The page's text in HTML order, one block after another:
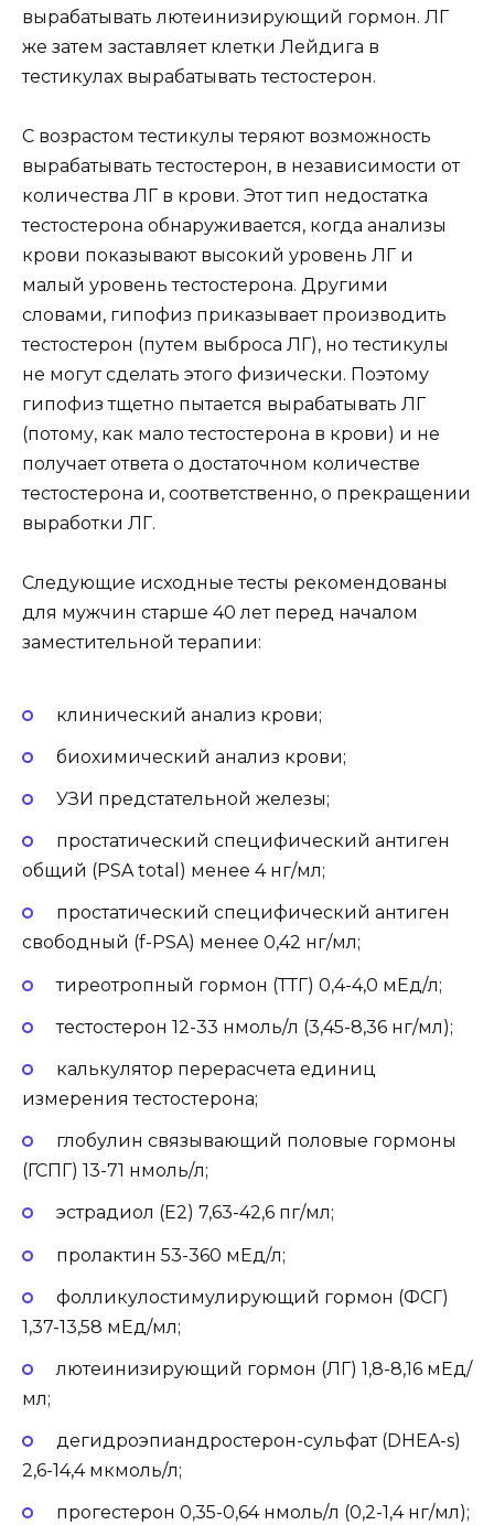
вырабатывать лютеинизирующий гормон. ЛГ
же затем заставляет клетки Лейдига в
тестикулах вырабатывать тестостерон.
С возрастом тестикулы теряют возможность
вырабатывать тестостерон, в независимости от
количества ЛГ в крови. Этот тип недостатка
тестостерона обнаруживается, когда анализы
крови показывают высокий уровень ЛГ и
малый уровень тестостерона. Другими
словами, гипофиз приказывает производить
тестостерон (путем выброса ЛГ), но тестикулы
не могут сделать этого физически. Поэтому
гипофиз тщетно пытается вырабатывать ЛГ
(потому, как мало тестостерона в крови) и не
получает ответа о достаточном количестве
тестостерона и, соответственно, о прекращении
выработки ЛГ.
Следующие исходные тесты рекомендованы
для мужчин старше 40 лет перед началом
заместительной терапии:
клинический анализ крови;
биохимический анализ крови;
УЗИ предстательной железы;
простатический специфический антиген
общий (PSA total) менее 4 нг/мл;
простатический специфический антиген
свободный (f-PSA) менее 0,42 нг/мл;
тиреотропный гормон (ТТГ) 0,4-4,0 мЕд/л;
тестостерон 12-33 нмоль/л (3,45-8,36 нг/мл);
калькулятор перерасчета единиц
измерения тестостерона;
глобулин связывающий половые гормоны
(ГСПГ) 13-71 нмоль/л;
эстрадиол (E2) 7,63-42,6 пг/мл;
пролактин 53-360 мЕд/л;
фолликулостимулирующий гормон (ФСГ)
1,37-13,58 мЕд/мл;
лютеинизирующий гормон (ЛГ) 1,8-8,16 мЕд/
мл;
дегидроэпиандростерон-сульфат (DHEA-s)
2,6-14,4 мкмоль/л;
прогестерон 0,35-0,64 нмоль/л (0,2-1,4 нг/мл);